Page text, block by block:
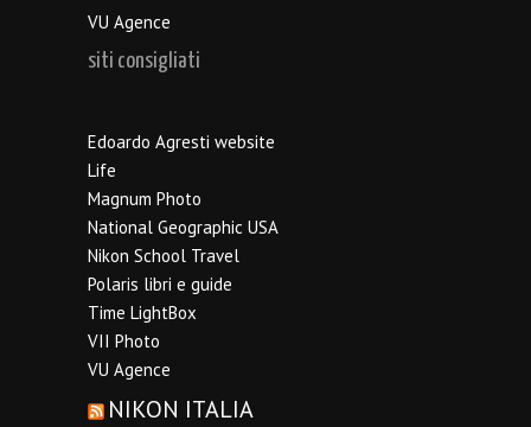
VU Agence
siti consigliati
Edoardo Agresti website
Life
Magnum Photo
National Geographic USA
Nikon School Travel
Polaris libri e guide
Time LightBox
VII Photo
VU Agence
NIKON ITALIA